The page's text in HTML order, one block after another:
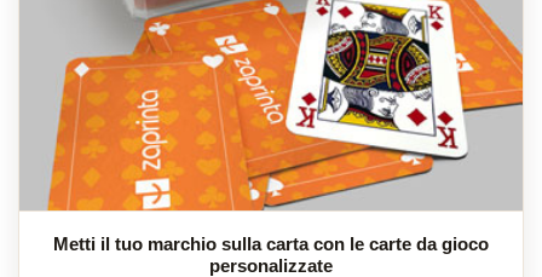
Metti il tuo marchio sulla carta con le carte da gioco
personalizzate